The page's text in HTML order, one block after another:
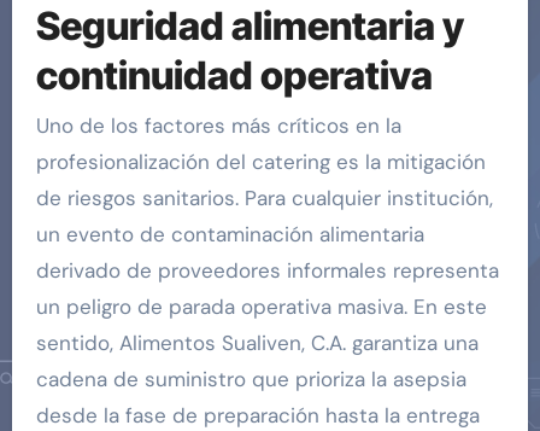
Seguridad alimentaria y
continuidad operativa
Uno de los factores más críticos en la
profesionalización del catering es la mitigación
de riesgos sanitarios. Para cualquier institución,
un evento de contaminación alimentaria
derivado de proveedores informales representa
un peligro de parada operativa masiva. En este
sentido, Alimentos Sualiven, C.A. garantiza una
cadena de suministro que prioriza la asepsia
desde la fase de preparación hasta la entrega